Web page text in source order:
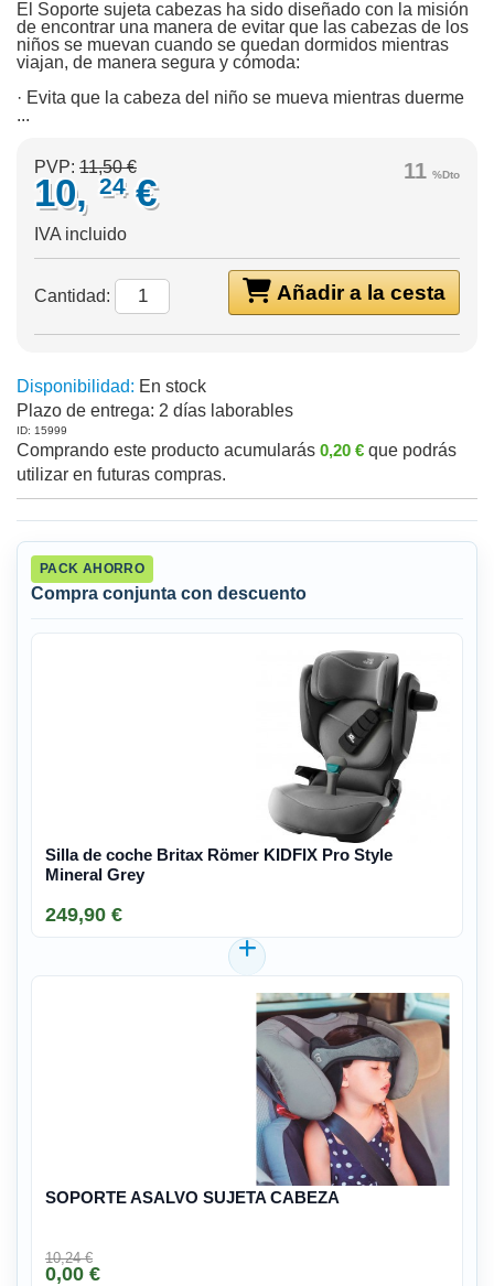
El Soporte sujeta cabezas ha sido diseñado con la misión
de encontrar una manera de evitar que las cabezas de los
niños se muevan cuando se quedan dormidos mientras
viajan, de manera segura y cómoda:
· Evita que la cabeza del niño se mueva mientras duerme
...
11 %Dto
PVP: 11,50 €
10, 24 €
IVA incluido
Añadir a la cesta
Cantidad:
Disponibilidad: En stock
Plazo de entrega: 2 días laborables
ID: 15999
Comprando este producto acumularás 0,20 € que podrás
utilizar en futuras compras.
PACK AHORRO
Compra conjunta con descuento
Silla de coche Britax Römer KIDFIX Pro Style
Mineral Grey
249,90 €
SOPORTE ASALVO SUJETA CABEZA
10,24 €
0,00 €